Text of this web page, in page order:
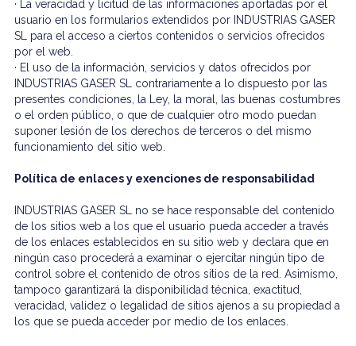
· La veracidad y licitud de las informaciones aportadas por el
usuario en los formularios extendidos por INDUSTRIAS GASER
SL para el acceso a ciertos contenidos o servicios ofrecidos
por el web.
· El uso de la información, servicios y datos ofrecidos por
INDUSTRIAS GASER SL contrariamente a lo dispuesto por las
presentes condiciones, la Ley, la moral, las buenas costumbres
o el orden público, o que de cualquier otro modo puedan
suponer lesión de los derechos de terceros o del mismo
funcionamiento del sitio web.
Política de enlaces y exenciones de responsabilidad
INDUSTRIAS GASER SL no se hace responsable del contenido
de los sitios web a los que el usuario pueda acceder a través
de los enlaces establecidos en su sitio web y declara que en
ningún caso procederá a examinar o ejercitar ningún tipo de
control sobre el contenido de otros sitios de la red. Asimismo,
tampoco garantizará la disponibilidad técnica, exactitud,
veracidad, validez o legalidad de sitios ajenos a su propiedad a
los que se pueda acceder por medio de los enlaces.